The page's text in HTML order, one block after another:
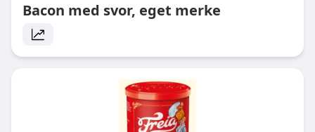
Bacon med svor, eget merke